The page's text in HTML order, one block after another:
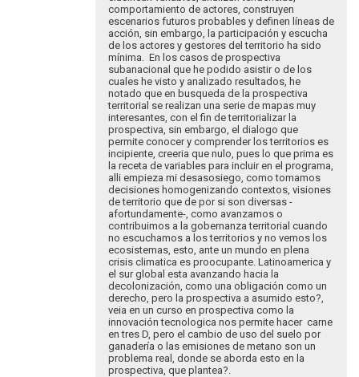
comportamiento de actores, construyen
escenarios futuros probables y definen líneas de
acción, sin embargo, la participación y escucha
de los actores y gestores del territorio ha sido
mínima. En los casos de prospectiva
subanacional que he podido asistir o de los
cuales he visto y analizado resultados, he
notado que en busqueda de la prospectiva
territorial se realizan una serie de mapas muy
interesantes, con el fin de territorializar la
prospectiva, sin embargo, el dialogo que
permite conocer y comprender los territorios es
incipiente, creeria que nulo, pues lo que prima es
la receta de variables para incluir en el programa,
alli empieza mi desasosiego, como tomamos
decisiones homogenizando contextos, visiones
de territorio que de por si son diversas -
afortundamente-, como avanzamos o
contribuimos a la gobernanza territorial cuando
no escuchamos a los territorios y no vemos los
ecosistemas, esto, ante un mundo en plena
crisis climatica es proocupante. Latinoamerica y
el sur global esta avanzando hacia la
decolonización, como una obligación como un
derecho, pero la prospectiva a asumido esto?,
veia en un curso en prospectiva como la
innovación tecnologica nos permite hacer carne
en tres D, pero el cambio de uso del suelo por
ganadería o las emisiones de metano son un
problema real, donde se aborda esto en la
prospectiva, que plantea?.